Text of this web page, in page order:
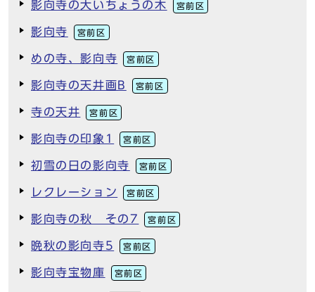
影向寺の大いちょうの木 宮前区
影向寺 宮前区
めの寺、影向寺 宮前区
影向寺の天井画B 宮前区
寺の天井 宮前区
影向寺の印象1 宮前区
初雪の日の影向寺 宮前区
レクレーション 宮前区
影向寺の秋 その7 宮前区
晩秋の影向寺5 宮前区
影向寺宝物庫 宮前区